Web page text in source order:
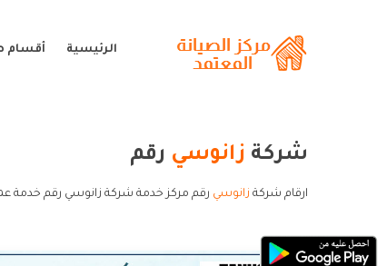
الرئيسية أقسام
شركة زانوسي رقم
ارقام شركة زانوسي رقم مركز خدمة شركة زانوسي رقم خدمة